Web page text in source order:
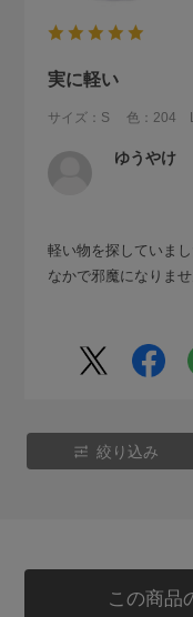
実に軽い
サイズ：S 色：204
ゆうやけ
軽い物を探していま
なかで邪魔になりませ
絞り込み
この商品